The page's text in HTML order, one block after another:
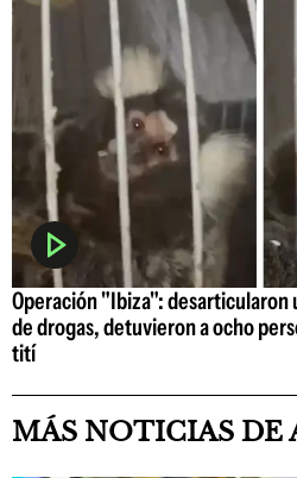
Operación "Ibiza": desarticularon
de drogas, detuvieron a ocho
tití
MÁS NOTICIAS DE